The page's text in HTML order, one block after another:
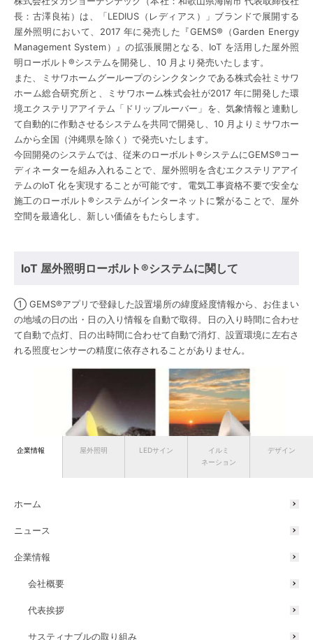
企業情報 屋外照明 LEDサイン
イルミ
ネーション
デザイン
ホーム
ニュース
企業情報
会社概要
代表挨拶
サスティナブルの取り組み
⻑：古澤良祐）は、「LEDIUS（レディアス）」ブランドで展開する
屋外照明において、2017 年に発売した『GEMS®（Garden Energy
Management System）』の拡張展開となる、IoT を活⽤した屋外照
明ローボルト®システムを開発し、10 ⽉より発売いたします。
また、ミサワホームグーループのシンクタンクである株式会社ミサワ
ホーム総合研究所と、ミサワホーム株式会社が2017 年に開発した環
境エクステリアアイテム「ドリップルーバー」を、気象情報と連動し
て⾃動的に作動させるシステムを共同で開発し、10 ⽉よりミサワホー
ムから全国（沖縄県を除く）で発売いたします。
今回開発のシステムでは、従来のローボルト®システムにGEMS®コー
ディネーターを組み⼊れることで、屋外照明を含むエクステリアアイ
テムのIoT 化を実現することが可能です。電気⼯事資格不要で安全な
施⼯のローボルト®システムがインターネットに繋がることで、屋外
空間を最適化し、新しい価値をもたらします。
IoT 屋外照明ローボルト®システムに関して
① GEMS®アプリで登録した設置場所の緯度経度情報から、お住まい
の地域の⽇の出・⽇の⼊り情報を⾃動で取得。⽇の⼊り時間に合わせ
て⾃動で点灯、⽇の出時間に合わせて⾃動で消灯、設置環境に左右さ
れる照度センサーの精度に依存されることがありません。
ロールも⾃由⾃在。照明器具のグルーピングやお好みのシーン設定機
能など、こだわりの演出機能の充実。エントランスには落ち着きを、
との個別演出も可能になります。
すれば⾳声コントロールも可能。アプリからでもスマートスピーカー